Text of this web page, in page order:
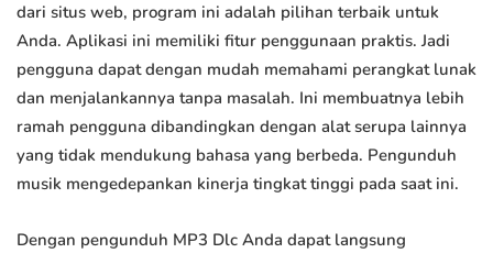
dari situs web, program ini adalah pilihan terbaik untuk
Anda. Aplikasi ini memiliki fitur penggunaan praktis. Jadi
pengguna dapat dengan mudah memahami perangkat lunak
dan menjalankannya tanpa masalah. Ini membuatnya lebih
ramah pengguna dibandingkan dengan alat serupa lainnya
yang tidak mendukung bahasa yang berbeda. Pengunduh
musik mengedepankan kinerja tingkat tinggi pada saat ini.
Dengan pengunduh MP3 Dlc Anda dapat langsung